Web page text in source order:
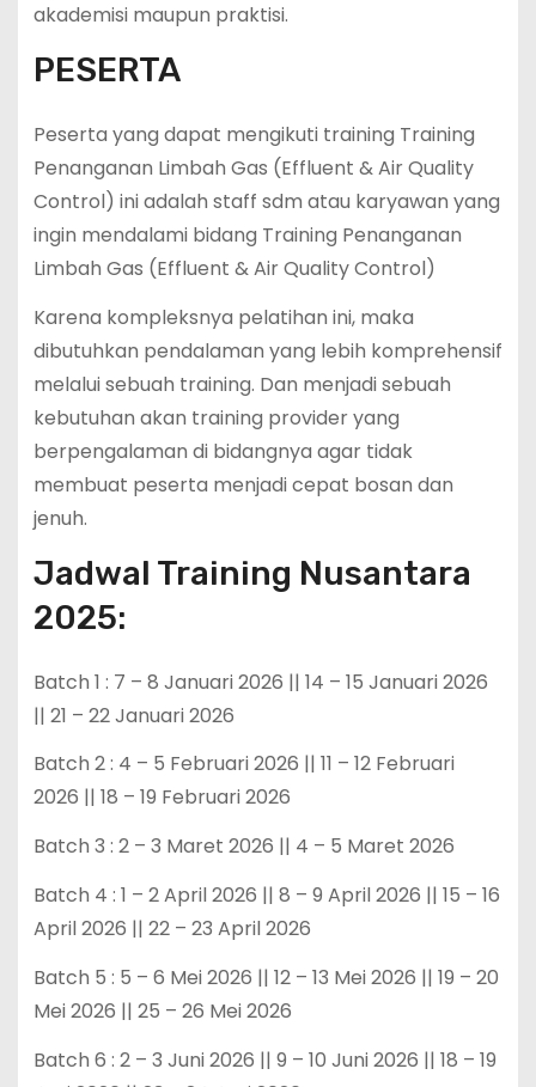
akademisi maupun praktisi.
PESERTA
Peserta yang dapat mengikuti training Training
Penanganan Limbah Gas (Effluent & Air Quality
Control) ini adalah staff sdm atau karyawan yang
ingin mendalami bidang Training Penanganan
Limbah Gas (Effluent & Air Quality Control)
Karena kompleksnya pelatihan ini, maka
dibutuhkan pendalaman yang lebih komprehensif
melalui sebuah training. Dan menjadi sebuah
kebutuhan akan training provider yang
berpengalaman di bidangnya agar tidak
membuat peserta menjadi cepat bosan dan
jenuh.
Jadwal Training Nusantara
2025:
Batch 1 : 7 – 8 Januari 2026 || 14 – 15 Januari 2026
|| 21 – 22 Januari 2026
Batch 2 : 4 – 5 Februari 2026 || 11 – 12 Februari
2026 || 18 – 19 Februari 2026
Batch 3 : 2 – 3 Maret 2026 || 4 – 5 Maret 2026
Batch 4 : 1 – 2 April 2026 || 8 – 9 April 2026 || 15 – 16
April 2026 || 22 – 23 April 2026
Batch 5 : 5 – 6 Mei 2026 || 12 – 13 Mei 2026 || 19 – 20
Mei 2026 || 25 – 26 Mei 2026
Batch 6 : 2 – 3 Juni 2026 || 9 – 10 Juni 2026 || 18 – 19